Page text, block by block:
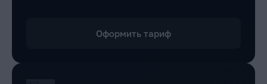
Оформить тариф